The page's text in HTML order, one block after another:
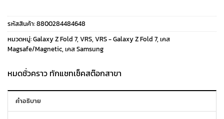
price
was:
2,490 ฿.
price
is:
950 ฿.
รหัสสินค้า:8800284484648
หมวดหมู่:Galaxy Z Fold 7, VRS, VRS - Galaxy Z Fold 7, เคส
Magsafe/Magnetic, เคส Samsung
หมดชั่วคราว ทักแชทเช็คสต๊อกสาขา
คำอธิบาย